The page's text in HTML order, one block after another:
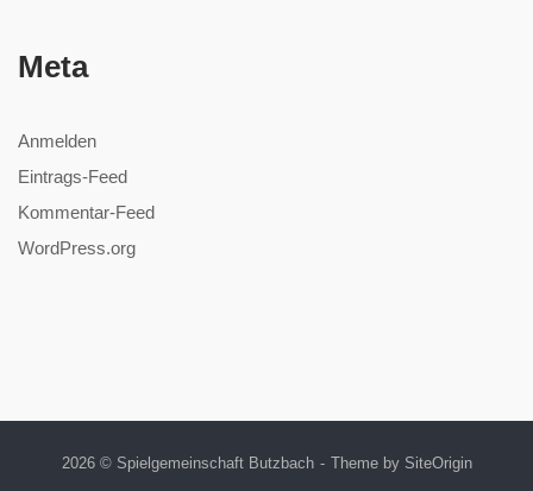
Meta
Anmelden
Eintrags-Feed
Kommentar-Feed
WordPress.org
2026 © Spielgemeinschaft Butzbach Theme by SiteOrigin